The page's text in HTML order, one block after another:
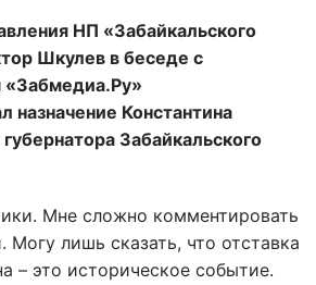
НП «Забайкальского
Шкулев в беседе с
«Забмедиа.Ру»
назначение Константина
Забайкальского
Мне сложно комментировать
Могу лишь сказать, что отставка
– это историческое событие.